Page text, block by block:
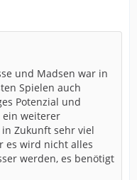
und Madsen war in
Spielen auch
Potenzial und
ein weiterer
Zukunft sehr viel
es wird nicht alles
werden, es benötigt